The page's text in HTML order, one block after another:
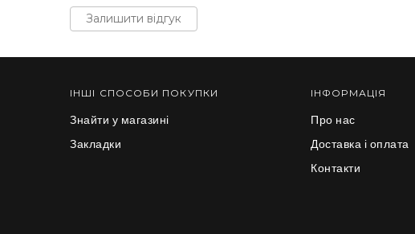
Залишити відгук
ІНШІ СПОСОБИ ПОКУПКИ
Знайти у магазині
Закладки
ІНФОРМАЦІЯ
Про нас
Доставка і оплата
Контакти